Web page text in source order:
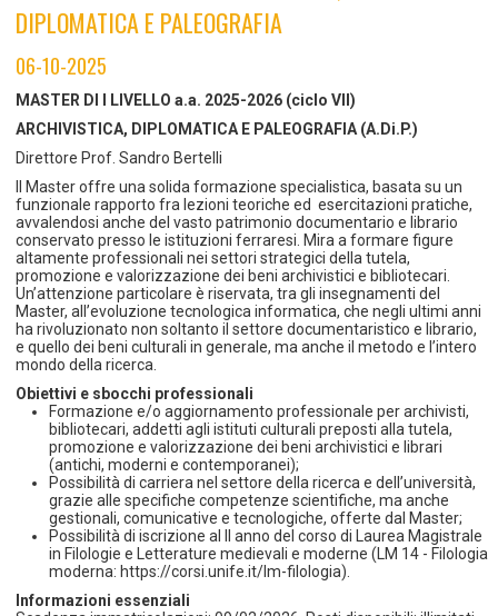
Coordinamento Provinciale Ferrarese Informagiovani
DIPLOMATICA E PALEOGRAFIA
06-10-2025
MASTER DI I LIVELLOa.a. 2025-2026 (ciclo VII)
ARCHIVISTICA, DIPLOMATICA E PALEOGRAFIA (A.Di.P.)
Direttore Prof. Sandro Bertelli
Il Master offre una solida formazione specialistica, basata su un
funzionale rapporto fra lezioni teoriche ed esercitazioni pratiche,
avvalendosi anche del vasto patrimonio documentario e librario
conservato presso le istituzioni ferraresi. Mira a formare figure
altamente professionali nei settori strategici della tutela,
promozione e valorizzazione dei beni archivistici e bibliotecari.
Un’attenzione particolare è riservata, tra gli insegnamenti del
Master, all’evoluzione tecnologica informatica, che negli ultimi anni
ha rivoluzionato non soltanto il settore documentaristico e librario,
e quello dei beni culturali in generale, ma anche il metodo e l’intero
mondo della ricerca.
Obiettivi e sbocchi professionali
Formazione e/o aggiornamento professionale per archivisti,
bibliotecari, addetti agli istituti culturali preposti alla tutela,
promozione e valorizzazione dei beni archivistici e librari
(antichi, moderni e contemporanei);
Possibilità di carriera nel settore della ricerca e dell’università,
grazie alle specifiche competenze scientifiche, ma anche
gestionali, comunicative e tecnologiche, offerte dal Master;
Possibilità di iscrizione al II anno del corso di Laurea Magistrale
in Filologie e Letterature medievali e moderne (LM 14 - Filologia
moderna: https://corsi.unife.it/lm-filologia).
Informazioni essenziali